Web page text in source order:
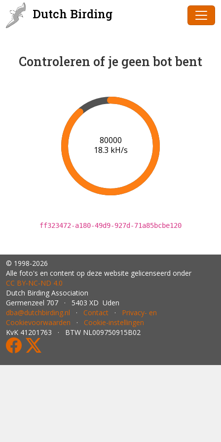
Dutch Birding
Controleren of je geen bot bent
80000
18.3 kH/s
ff323472-a180-49d9-927d-71a85bcbe120
© 1998-2026
Alle foto's en content op deze website gelicenseerd onder
CC BY‑NC‑ND 4.0
Dutch Birding Association
Germenzeel 707 · 5403 XD Uden
dba@dutchbirding.nl · Contact · Privacy- en
Cookievoorwaarden · Cookie-instellingen
KvK 41201763 · BTW NL009750915B02